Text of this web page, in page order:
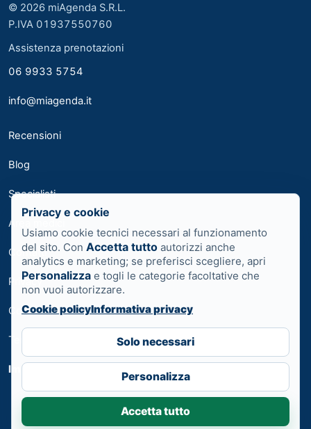
© 2026 miAgenda S.R.L.
P.IVA 01937550760
Assistenza prenotazioni
06 9933 5754
info@miagenda.it
Recensioni
Blog
Specialisti
Area medici
Contatti
Privacy
Cookie
Termini
Impostazioni cookie
Privacy e cookie
Usiamo cookie tecnici necessari al funzionamento
del sito. Con Accetta tutto autorizzi anche
analytics e marketing; se preferisci scegliere, apri
Personalizza e togli le categorie facoltative che
non vuoi autorizzare.
Cookie policyInformativa privacy
Solo necessari
Personalizza
Accetta tutto